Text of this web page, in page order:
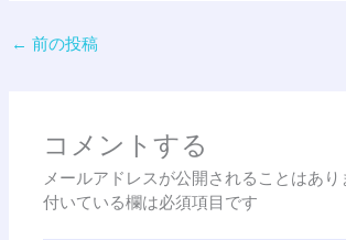
← 前の投稿
コメントする
メールアドレスが公開されることはあり
付いている欄は必須項目です